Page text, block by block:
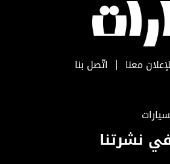
معنا اتّصل بنا
نشرتنا